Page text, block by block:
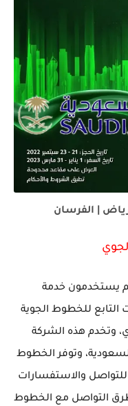
| الفرسان
يستخدمون خدمة
للخطوط الجوية
وتخدم هذه الشركة
وتوفر الخطوط
للتواصل والاستفسارات
التواصل مع الخطوط